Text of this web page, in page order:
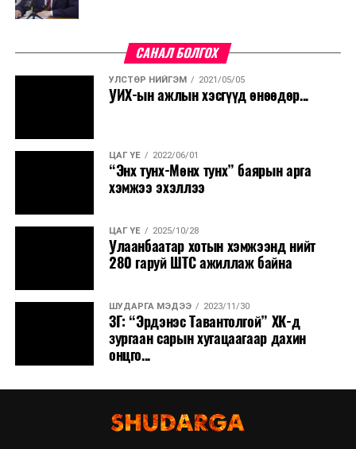
САНАЛ БОЛГОХ
УЛСТӨР НИЙГЭМ 2021/05/05
УИХ-ын ажлын хэсгүүд өнөөдөр...
ЦАГ ҮЕ 2022/06/01
“Энх тунх-Мөнх тунх” баярын арга
хэмжээ эхэллээ
ЦАГ ҮЕ 2025/10/28
Улаанбаатар хотын хэмжээнд нийт
280 гаруй ШТС ажиллаж байна
ШУДАРГА МЭДЭЭ 2023/11/30
ЗГ: “Эрдэнэс Тавантолгой” ХК-д
зургаан сарын хугацаагаар дахин
онцго...